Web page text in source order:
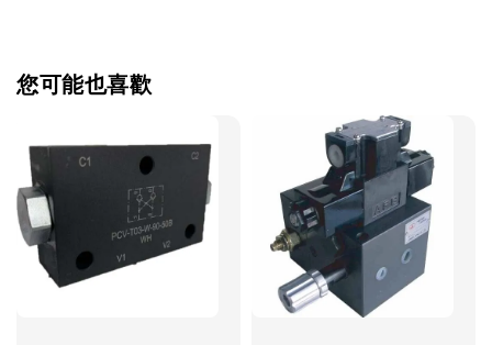
您可能也喜歡